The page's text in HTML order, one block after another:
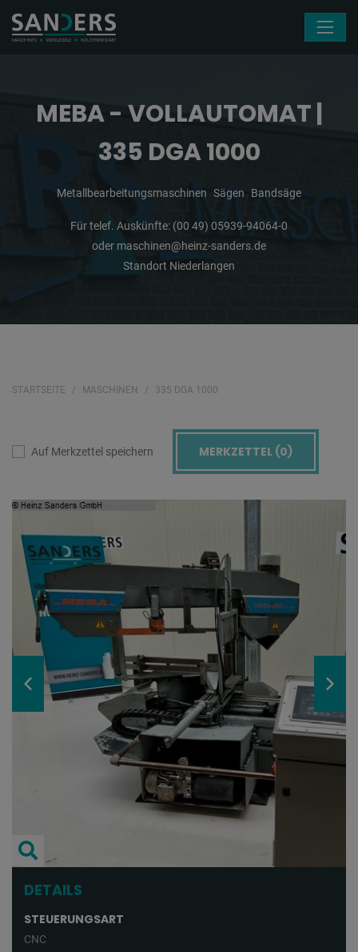
MEBA - VOLLAUTOMAT |
335 DGA 1000
Metallbearbeitungsmaschinen Sägen Bandsäge
Für telef. Auskünfte: (00 49) 05939-94064-0
oder maschinen@heinz-sanders.de
Standort Niederlangen
STARTSEITE MASCHINEN 335 DGA 1000
Auf Merkzettel speichern MERKZETTEL (0)
DETAILS
STEUERUNGSART
CNC